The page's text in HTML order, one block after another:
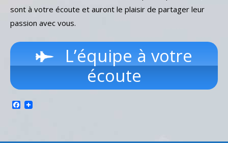
sont à votre écoute et auront le plaisir de partager leur
passion avec vous.
L’équipe à votre
écoute
Facebook